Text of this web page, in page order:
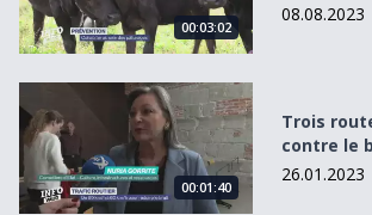
00:03:02
08.08.2023
Trois routes en cobayes contre le bruit
00:01:40
Trois
contre le
26.01.2023